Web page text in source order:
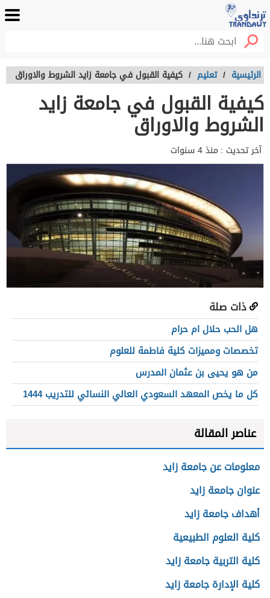
الرئيسية / تعليم / كيفية القبول في جامعة زايد الشروط والاوراق
كيفية القبول في جامعة زايد
الشروط والاوراق
آخر تحديث : منذ 4 سنوات
ذات صلة
هل الحب حلال ام حرام
تخصصات ومميزات كلية فاطمة للعلوم
من هو يحيى بن عثمان المدرس
كل ما يخص المعهد السعودي العالي النسائي للتدريب 1444
عناصر المقالة
معلومات عن جامعة زايد
عنوان جامعة زايد
أهداف جامعة زايد
كلية العلوم الطبيعية
كلية التربية جامعة زايد
كلية الإدارة جامعة زايد